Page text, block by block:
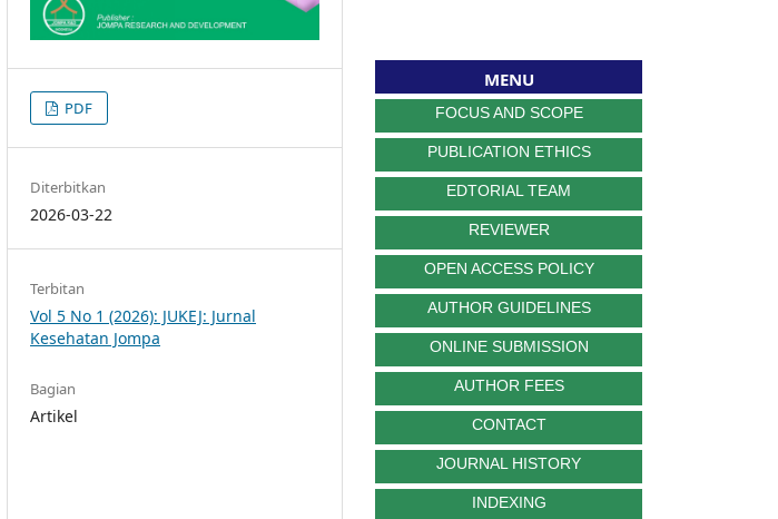
PDF
Diterbitkan
2026-03-22
Terbitan
Vol 5 No 1 (2026): JUKEJ: Jurnal
Kesehatan Jompa
Bagian
Artikel
MENU
FOCUS AND SCOPE
PUBLICATION ETHICS
EDTORIAL TEAM
REVIEWER
OPEN ACCESS POLICY
AUTHOR GUIDELINES
ONLINE SUBMISSION
AUTHOR FEES
CONTACT
JOURNAL HISTORY
INDEXING